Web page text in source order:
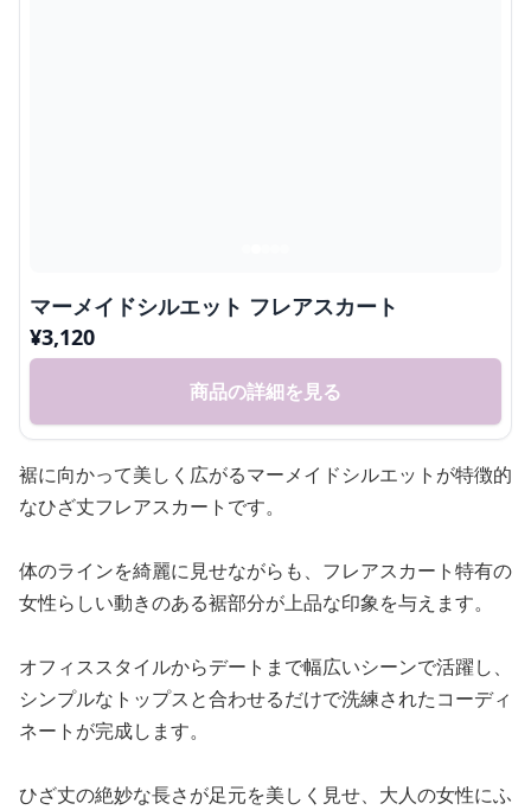
マーメイドシルエット フレアスカート
¥3,120
商品の詳細を見る
裾に向かって美しく広がるマーメイドシルエットが特徴的
なひざ丈フレアスカートです。
体のラインを綺麗に見せながらも、フレアスカート特有の
女性らしい動きのある裾部分が上品な印象を与えます。
オフィススタイルからデートまで幅広いシーンで活躍し、
シンプルなトップスと合わせるだけで洗練されたコーディ
ネートが完成します。
ひざ丈の絶妙な長さが足元を美しく見せ、大人の女性にふ